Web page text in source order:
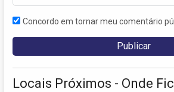
Concordo em tornar meu comentário
Locais Próximos - Onde